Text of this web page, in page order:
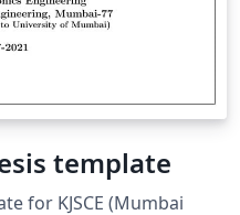
template
for KJSCE (Mumbai